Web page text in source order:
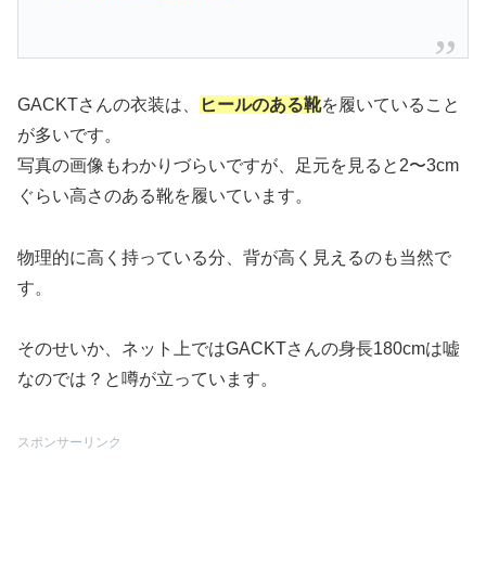
GACKTさんの衣装は、 ヒールのある靴を履いていること
が多いです。
写真の画像もわかりづらいですが、足元を見ると2〜3cm
ぐらい高さのある靴を履いています。
物理的に高く持っている分、背が高く見えるのも当然で
す。
そのせいか、ネット上ではGACKTさんの身長180cmは嘘
なのでは？と噂が立っています。
スポンサーリンク